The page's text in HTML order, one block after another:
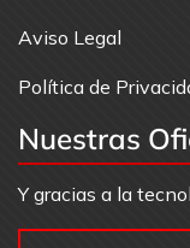
Aviso Legal
Política de
Nuestras
Y gracias a la